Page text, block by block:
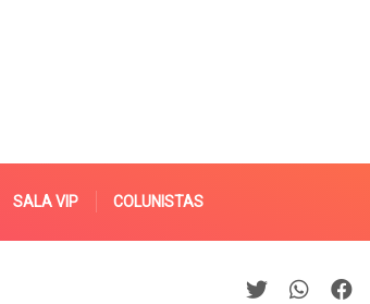
SALA VIP COLUNISTAS